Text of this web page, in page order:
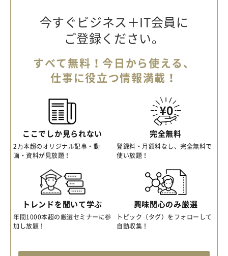
今すぐビジネス＋IT会員に
ご登録ください。
すべて無料！今日から使える、
仕事に役立つ情報満載！
ここでしか見られない
2万本超のオリジナル記事・動
画・資料が見放題！
完全無料
登録料・月額料なし、完全無料で
使い放題！
トレンドを聞いて学ぶ
年間1000本超の厳選セミナーに参
加し放題！
興味関心のみ厳選
トピック（タグ）をフォローして
自動収集！